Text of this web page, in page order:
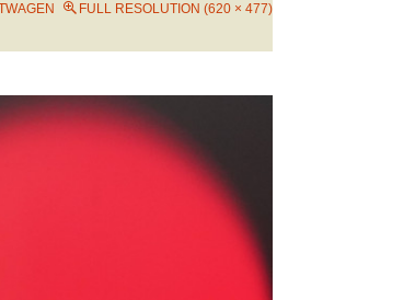
FULL RESOLUTION (620 × 477)